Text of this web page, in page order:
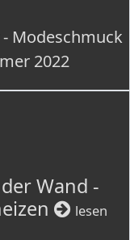
Modeschmuck
2022
Wand -
lesen